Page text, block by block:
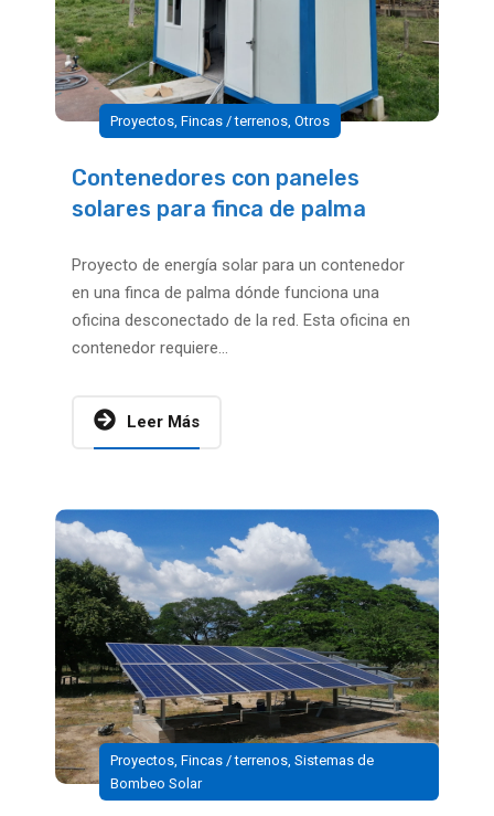
Proyectos Fincas / terrenos Otros
Contenedores con paneles
solares para finca de palma
Proyecto de energía solar para un contenedor
en una finca de palma dónde funciona una
oficina desconectado de la red. Esta oficina en
contenedor requiere...
Leer Más
Proyectos, Fincas / terrenos, Sistemas de
Bombeo Solar